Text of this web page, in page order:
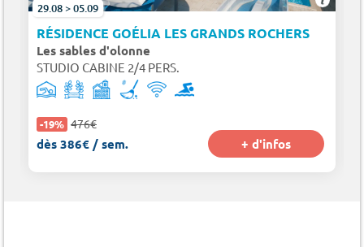
29.08 > 05.09
RÉSIDENCE GOÉLIA LES GRANDS ROCHERS
Les sables d'olonne
STUDIO CABINE 2/4 PERS.
-19% 476€
dès 386€ / sem. + d'infos